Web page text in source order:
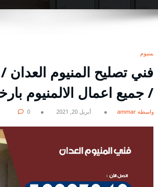
المنيوم
/ جميع اعمال الالمنيوم
بواسطة ammar أبريل 20, 2021 0